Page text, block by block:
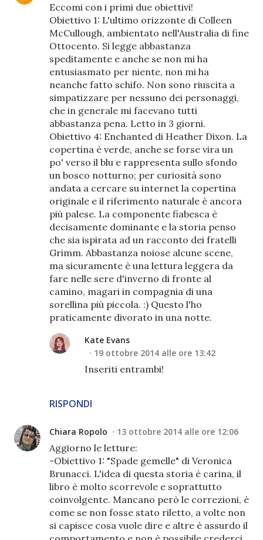
Eccomi con i primi due obiettivi!
Obiettivo 1: L'ultimo orizzonte di Colleen
McCullough, ambientato nell'Australia di fine
Ottocento. Si legge abbastanza
speditamente e anche se non mi ha
entusiasmato per niente, non mi ha
neanche fatto schifo. Non sono riuscita a
simpatizzare per nessuno dei personaggi,
che in generale mi facevano tutti
abbastanza pena. Letto in 3 giorni.
Obiettivo 4: Enchanted di Heather Dixon. La
copertina è verde, anche se forse vira un
po' verso il blu e rappresenta sullo sfondo
un bosco notturno; per curiosità sono
andata a cercare su internet la copertina
originale e il riferimento naturale è ancora
più palese. La componente fiabesca è
decisamente dominante e la storia penso
che sia ispirata ad un racconto dei fratelli
Grimm. Abbastanza noiose alcune scene,
ma sicuramente è una lettura leggera da
fare nelle sere d'inverno di fronte al
camino, magari in compagnia di una
sorellina più piccola. :) Questo l'ho
praticamente divorato in una notte.
RISPONDI
Kate Evans
19 ottobre 2014 alle ore 13:42
Inseriti entrambi!
Chiara Ropolo 13 ottobre 2014 alle ore 12:06
Aggiorno le letture:
-Obiettivo 1: "Spade gemelle" di Veronica
Brunacci. L'idea di questa storia è carina, il
libro è molto scorrevole e soprattutto
coinvolgente. Mancano però le correzioni, è
come se non fosse stato riletto, a volte non
si capisce cosa vuole dire e altre è assurdo il